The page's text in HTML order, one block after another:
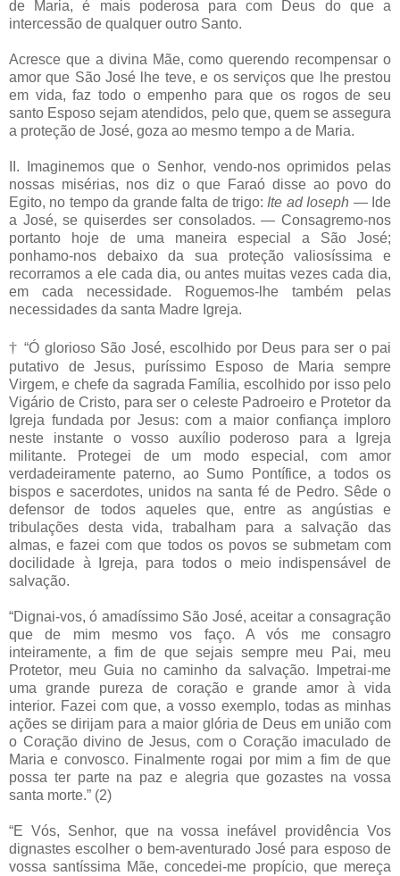
de Maria, é mais poderosa para com Deus do que a
intercessão de qualquer outro Santo.
Acresce que a divina Mãe, como querendo recompensar o
amor que São José lhe teve, e os serviços que lhe prestou
em vida, faz todo o empenho para que os rogos de seu
santo Esposo sejam atendidos, pelo que, quem se assegura
a proteção de José, goza ao mesmo tempo a de Maria.
II. Imaginemos que o Senhor, vendo-nos oprimidos pelas
nossas misérias, nos diz o que Faraó disse ao povo do
Egito, no tempo da grande falta de trigo:Ite ad Ioseph — Ide
a José, se quiserdes ser consolados. — Consagremo-nos
portanto hoje de uma maneira especial a São José;
ponhamo-nos debaixo da sua proteção valiosíssima e
recorramos a ele cada dia, ou antes muitas vezes cada dia,
em cada necessidade. Roguemos-lhe também pelas
necessidades da santa Madre Igreja.
† “Ó glorioso São José, escolhido por Deus para ser o pai
putativo de Jesus, puríssimo Esposo de Maria sempre
Virgem, e chefe da sagrada Família, escolhido por isso pelo
Vigário de Cristo, para ser o celeste Padroeiro e Protetor da
Igreja fundada por Jesus: com a maior confiança imploro
neste instante o vosso auxílio poderoso para a Igreja
militante. Protegei de um modo especial, com amor
verdadeiramente paterno, ao Sumo Pontífice, a todos os
bispos e sacerdotes, unidos na santa fé de Pedro. Sêde o
defensor de todos aqueles que, entre as angústias e
tribulações desta vida, trabalham para a salvação das
almas, e fazei com que todos os povos se submetam com
docilidade à Igreja, para todos o meio indispensável de
salvação.
“Dignai-vos, ó amadíssimo São José, aceitar a consagração
que de mim mesmo vos faço. A vós me consagro
inteiramente, a fim de que sejais sempre meu Pai, meu
Protetor, meu Guia no caminho da salvação. Impetrai-me
uma grande pureza de coração e grande amor à vida
interior. Fazei com que, a vosso exemplo, todas as minhas
ações se dirijam para a maior glória de Deus em união com
o Coração divino de Jesus, com o Coração imaculado de
Maria e convosco. Finalmente rogai por mim a fim de que
possa ter parte na paz e alegria que gozastes na vossa
santa morte.” (2)
“E Vós, Senhor, que na vossa inefável providência Vos
dignastes escolher o bem-aventurado José para esposo de
vossa santíssima Mãe, concedei-me propício, que mereça